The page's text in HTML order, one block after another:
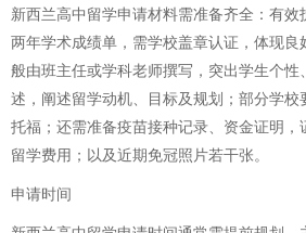
新西兰高中留学申请材料需准备齐全：有效
两年学术成绩单，需学校盖章认证，体现良
般由班主任或学科老师撰写，突出学生个性
述，阐述留学动机、目标及规划；部分学校
托福；还需准备疫苗接种记录、资金证明，
留学费用；以及近期免冠照片若干张。
申请时间